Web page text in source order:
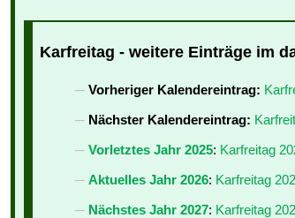
Karfreitag - weitere Einträge im
Vorheriger Kalendereintrag:
Nächster Kalendereintrag:
Vorletztes Jahr 2025: Karfreitag
Aktuelles Jahr 2026: Karfreitag
Nächstes Jahr 2027: Karfreitag